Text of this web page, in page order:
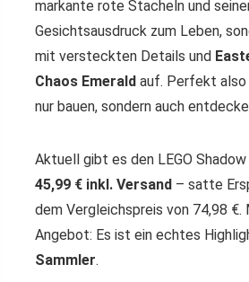
markante rote Stacheln und
Gesichtsausdruck zum Leben,
mit versteckten Details und
Chaos Emerald auf. Perfekt also
nur bauen, sondern auch
Aktuell gibt es den LEGO
45,99 € inkl. Versand – satte
dem Vergleichspreis von 74,98 €.
Angebot: Es ist ein echtes
Sammler.